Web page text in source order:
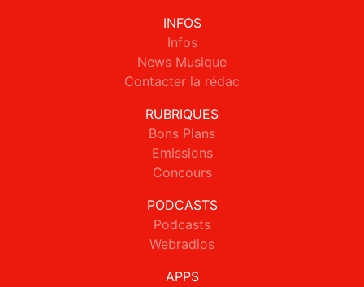
INFOS
Infos
News Musique
Contacter la rédac
RUBRIQUES
Bons Plans
Emissions
Concours
PODCASTS
Podcasts
Webradios
APPS